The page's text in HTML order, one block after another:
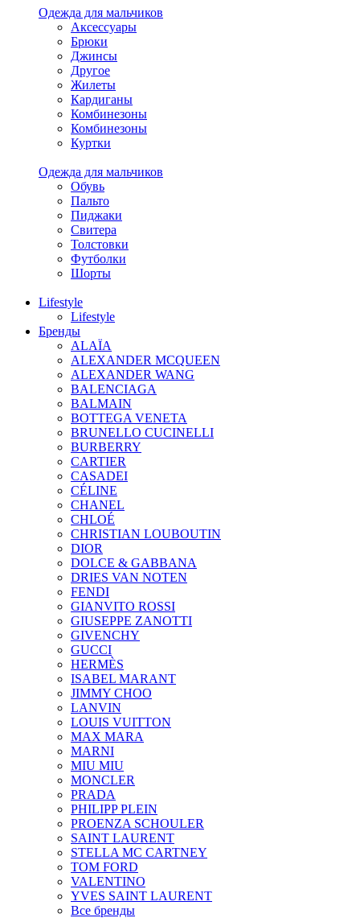
Одежда для мальчиков
Аксессуары
Брюки
Джинсы
Другое
Жилеты
Кардиганы
Комбинезоны
Комбинезоны
Куртки
Одежда для мальчиков
Обувь
Пальто
Пиджаки
Свитера
Толстовки
Футболки
Шорты
Lifestyle
Lifestyle
Бренды
ALAÏA
ALEXANDER MCQUEEN
ALEXANDER WANG
BALENCIAGA
BALMAIN
BOTTEGA VENETA
BRUNELLO CUCINELLI
BURBERRY
CARTIER
CASADEI
CÉLINE
CHANEL
CHLOÉ
CHRISTIAN LOUBOUTIN
DIOR
DOLCE & GABBANA
DRIES VAN NOTEN
FENDI
GIANVITO ROSSI
GIUSEPPE ZANOTTI
GIVENCHY
GUCCI
HERMÈS
ISABEL MARANT
JIMMY CHOO
LANVIN
LOUIS VUITTON
MAX MARA
MARNI
MIU MIU
MONCLER
PRADA
PHILIPP PLEIN
PROENZA SCHOULER
SAINT LAURENT
STELLA MC CARTNEY
TOM FORD
VALENTINO
YVES SAINT LAURENT
Все бренды